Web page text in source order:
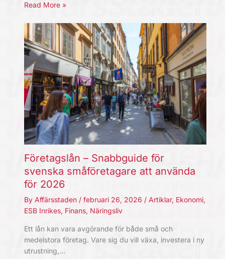
Read More »
Företagslån – Snabbguide för
svenska småföretagare att använda
för 2026
By Affärsstaden / februari 26, 2026 / Artiklar, Ekonomi,
ESB Inrikes, Finans, Näringsliv
Ett lån kan vara avgörande för både små och
medelstora företag. Vare sig du vill växa, investera i ny
utrustning,…